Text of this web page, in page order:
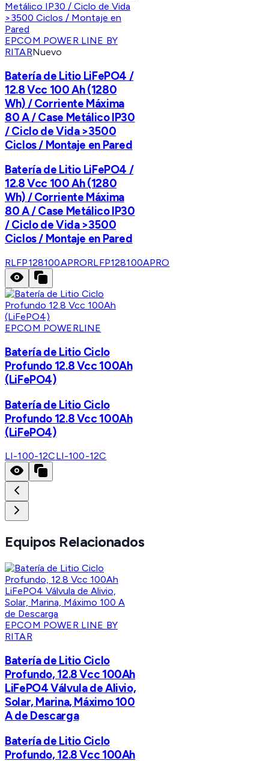
EPCOM POWER LINE BY
RITARNuevo
Batería de Litio LiFePO4 /
12.8 Vcc 100 Ah (1280
Wh) / Corriente Máxima
80 A / Case Metálico IP30
/ Ciclo de Vida >3500
Ciclos / Montaje en Pared
Batería de Litio LiFePO4 /
12.8 Vcc 100 Ah (1280
Wh) / Corriente Máxima
80 A / Case Metálico IP30
/ Ciclo de Vida >3500
Ciclos / Montaje en Pared
RLFP128100APRORLFP128100APRO
EPCOM POWERLINE
Batería de Litio Ciclo
Profundo 12.8 Vcc 100Ah
(LiFePO4)
Batería de Litio Ciclo
Profundo 12.8 Vcc 100Ah
(LiFePO4)
LI-100-12CLI-100-12C
Equipos Relacionados
EPCOM POWER LINE BY
RITAR
Batería de Litio Ciclo
Profundo, 12.8 Vcc 100Ah
LiFePO4 Válvula de Alivio,
Solar, Marina, Máximo 100
A de Descarga
Batería de Litio Ciclo
Profundo, 12.8 Vcc 100Ah